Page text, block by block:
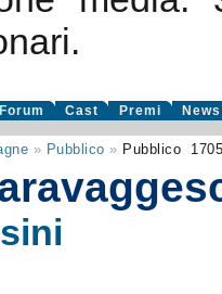
Forum Cast Premi News
» Pubblico » Pubblico